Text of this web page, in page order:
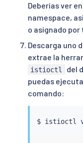
Deberías ver
namespace,
o asignado
Descarga uno
extrae la
istioctl del
puedas
comando:
$ istioctl